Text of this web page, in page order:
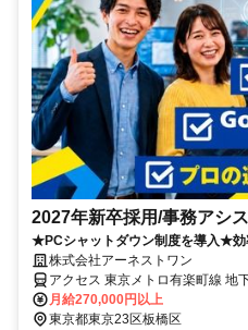
2027年新卒採用/事務アシ
★PCシャットダウン制度を導入★効
126日×残業少なめ》
株式会社アーネストワン
アクセス 東京メトロ有楽町線 地
線 成増南口徒歩約7分、東京メト
13分
月給270,000円以上
東京都東京23区板橋区